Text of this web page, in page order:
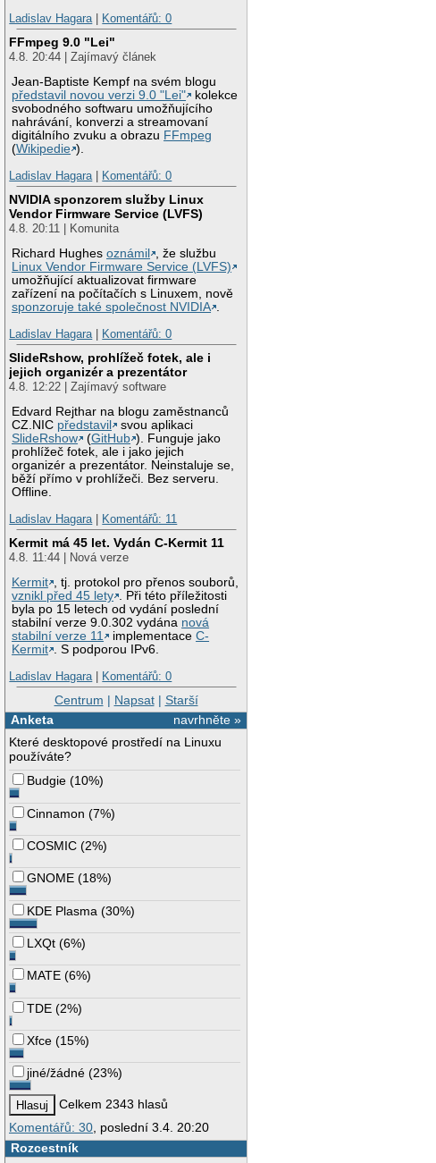
Ladislav Hagara| Komentářů: 0
FFmpeg 9.0 "Lei"
4.8. 20:44 | Zajímavý článek
Jean-Baptiste Kempf na svém blogu
představil novou verzi 9.0 "Lei"
kolekce
svobodného softwaru umožňujícího
nahrávání, konverzi a streamovaní
digitálního zvuku a obrazu FFmpeg
(Wikipedie ).
Ladislav Hagara| Komentářů: 0
NVIDIA sponzorem služby Linux
Vendor Firmware Service (LVFS)
4.8. 20:11 | Komunita
Richard Hughesoznámil
, že službu
Linux Vendor Firmware Service (LVFS)
umožňující aktualizovat firmware
zařízení na počítačích s Linuxem, nově
sponzoruje také společnost NVIDIA .
Ladislav Hagara| Komentářů: 0
SlideRshow, prohlížeč fotek, ale i
jejich organizér a prezentátor
4.8. 12:22 | Zajímavý software
Edvard Rejthar na blogu zaměstnanců
CZ.NIC představil
svou aplikaci
SlideRshow
(GitHub ). Funguje jako
prohlížeč fotek, ale i jako jejich
organizér a prezentátor. Neinstaluje se,
běží přímo v prohlížeči. Bez serveru.
Offline.
Ladislav Hagara| Komentářů: 11
Kermit má 45 let. Vydán C-Kermit 11
4.8. 11:44 | Nová verze
Kermit , tj. protokol pro přenos souborů,
vznikl před 45 lety . Při této příležitosti
byla po 15 letech od vydání poslední
stabilní verze 9.0.302 vydána nová
stabilní verze 11
implementaceC-
Kermit . S podporou IPv6.
Ladislav Hagara| Komentářů: 0
Centrum | Napsat| Starší
navrhněte »
Anketa
Které desktopové prostředí na Linuxu
používáte?
Budgie (10%)
Cinnamon (7%)
COSMIC (2%)
GNOME (18%)
KDE Plasma (30%)
LXQt (6%)
MATE (6%)
TDE (2%)
Xfce (15%)
jiné/žádné (23%)
Celkem 2343 hlasů
Komentářů: 30 , poslední 3.4. 20:20
Rozcestník